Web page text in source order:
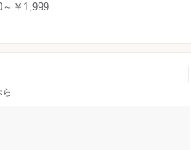
～￥1,999